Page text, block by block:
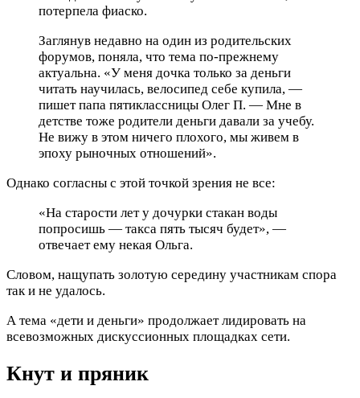
потерпела фиаско.
Заглянув недавно на один из родительских
форумов, поняла, что тема по-прежнему
актуальна. «У меня дочка только за деньги
читать научилась, велосипед себе купила, —
пишет папа пятиклассницы Олег П. — Мне в
детстве тоже родители деньги давали за учебу.
Не вижу в этом ничего плохого, мы живем в
эпоху рыночных отношений».
Однако согласны с этой точкой зрения не все:
«На старости лет у дочурки стакан воды
попросишь — такса пять тысяч будет», —
отвечает ему некая Ольга.
Словом, нащупать золотую середину участникам спора
так и не удалось.
А тема «дети и деньги» продолжает лидировать на
всевозможных дискуссионных площадках сети.
Кнут и пряник